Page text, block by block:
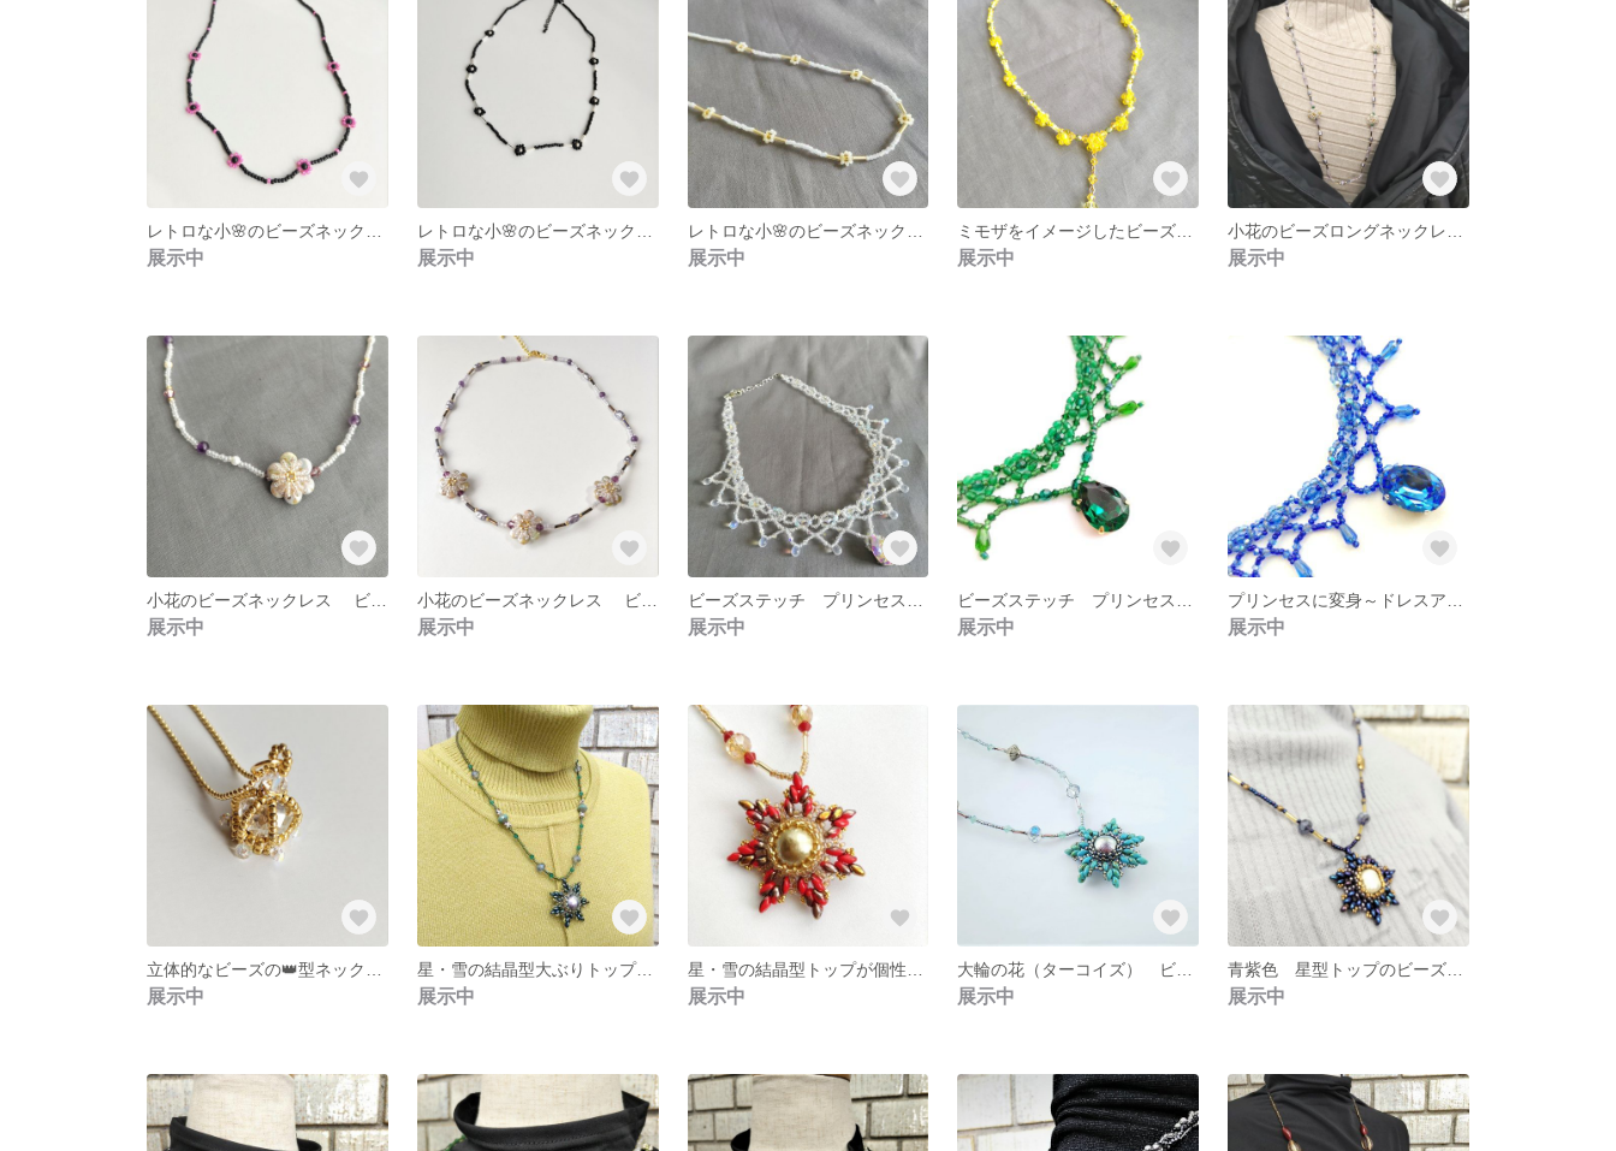
展示中 展示中 展示中 展示中 展示中
展示中
小花のビーズネックレス ビーズステッチ 梅・桜花 パープル・紫色
展示中 展示中 展示中 展示中
展示中
星・雪の結晶型大ぶりトップが、個性的なビーズのネックレス ビーズステッチ 緑色
展示中 展示中 展示中 展示中